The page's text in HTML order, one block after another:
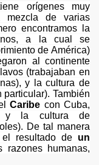
orígenes muy
mezcla de varias
encontramos la
a la cual se
de América)
al continente
(trabajaban en
y la cultura de
particular). También
Caribe con Cuba,
y la cultura de
De tal manera
resultado de un
razones humanas,